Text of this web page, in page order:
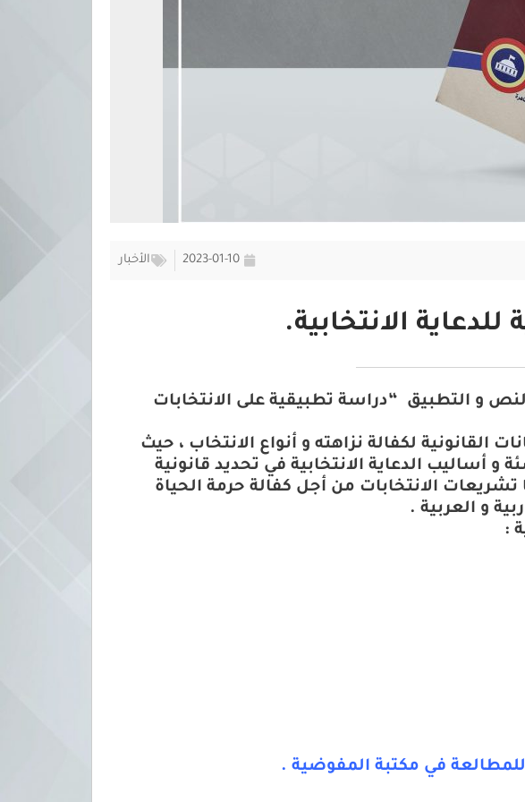
2023-01-10 الأخبار
الانتخابية.
النص و التطبيق “دراسة تطبيقية على الانتخابات
لكفالة نزاهته و أنواع الانتخاب ، حيث
أساليب الدعاية الانتخابية في تحديد قانونية
تشريعات الانتخابات من أجل كفالة حرمة الحياة
و العربية .
:
للمطالعة في مكتبة المفوضية .